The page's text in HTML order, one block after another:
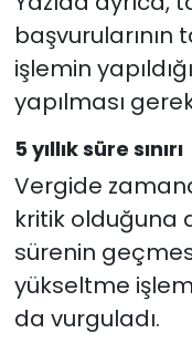
işlemin
yapılması
5 yıllık süre sınırı
Vergide
kritik olduğuna
sürenin
yükseltme
da vurguladı.